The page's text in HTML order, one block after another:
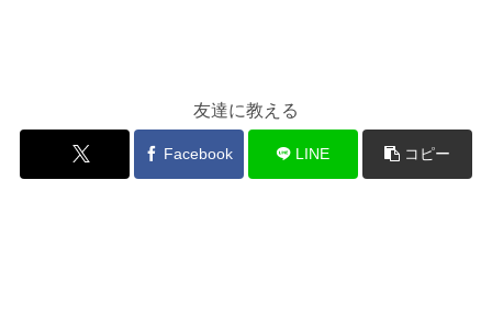
友達に教える
Facebook LINE コピー